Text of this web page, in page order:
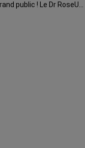
Dr RoseUp,